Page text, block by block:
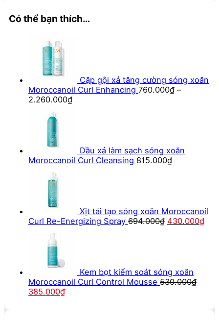
Có thể bạn thích…
Cặp gội xả tăng cường sóng xoăn
Moroccanoil Curl Enhancing 760.000₫ –
2.260.000₫
Dầu xả làm sạch sóng xoăn
Moroccanoil Curl Cleansing 815.000₫
Xịt tái tạo sóng xoăn Moroccanoil
Curl Re-Energizing Spray 694.000₫ Giá
430.000₫Giá
Kem bọt kiểm soát sóng xoăn
Moroccanoil Curl Control Mousse 530.000₫
Giá
385.000₫Giá